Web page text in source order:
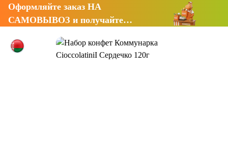
Оформляйте заказ НА
САМОВЫВОЗ и получайте